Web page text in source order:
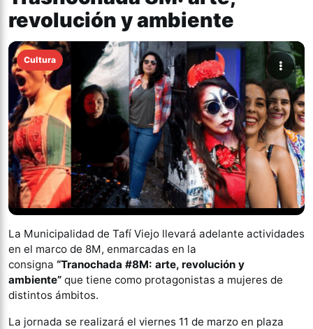
revolución y ambiente
Cultura
La Municipalidad de Tafí Viejo llevará adelante actividades
en el marco de 8M, enmarcadas en la
consigna “Tranochada #8M: arte, revolución y
ambiente” que tiene como protagonistas a mujeres de
distintos ámbitos.
La jornada se realizará el viernes 11 de marzo en plaza